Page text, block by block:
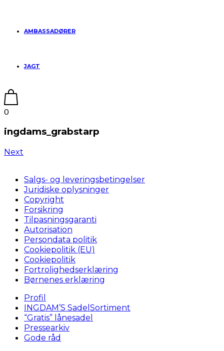
AMBASSADØRER
JAGT
0
ingdams_grabstarp
Next
Salgs- og leveringsbetingelser
Juridiske oplysninger
Copyright
Forsikring
Tilpasningsgaranti
Autorisation
Persondata politik
Cookiepolitik (EU)
Cookiepolitik
Fortrolighedserklæring
Børnenes erklæring
Profil
INGDAM’S SadelSortiment
“Gratis” lånesadel
Pressearkiv
Gode råd